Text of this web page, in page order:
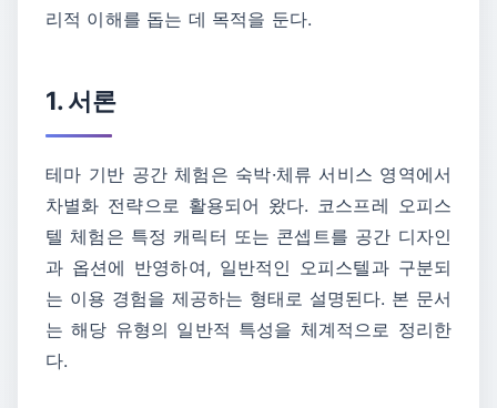
리적 이해를 돕는 데 목적을 둔다.
1. 서론
테마 기반 공간 체험은 숙박·체류 서비스 영역에서
차별화 전략으로 활용되어 왔다. 코스프레 오피스
텔 체험은 특정 캐릭터 또는 콘셉트를 공간 디자인
과 옵션에 반영하여, 일반적인 오피스텔과 구분되
는 이용 경험을 제공하는 형태로 설명된다. 본 문서
는 해당 유형의 일반적 특성을 체계적으로 정리한
다.